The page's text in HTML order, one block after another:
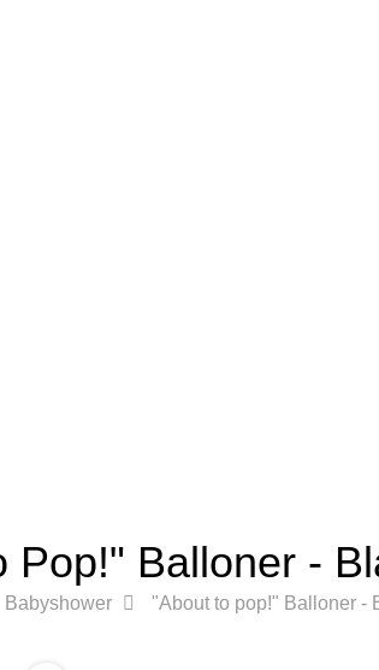
Pop!" Balloner -
Babyshower "About to pop!" Balloner -